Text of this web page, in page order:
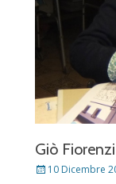
Giò Fiorenzi
Posted
10 Dicembre